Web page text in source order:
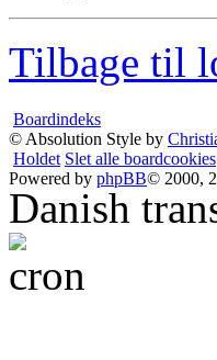
Tilbage til
Boardindeks
© Absolution Style by
Holdet Slet alle boardcookies
Powered by phpBB© 2000,
Danish